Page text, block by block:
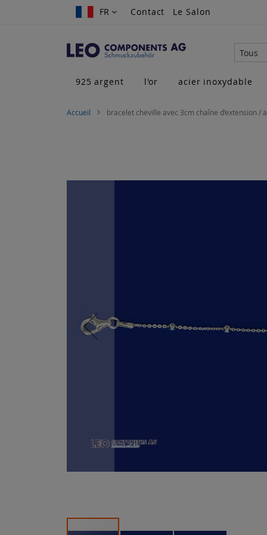
FR
FR Contact Le Salon
Tous
925 argent
l'or acier inoxydable
Accueil bracelet cheville avec 3cm chaîne d’extension /